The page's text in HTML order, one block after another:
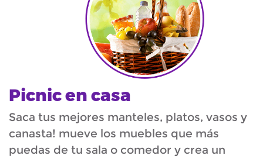
Picnic en casa
Saca tus mejores manteles, platos, vasos y
canasta! mueve los muebles que más
puedas de tu sala o comedor y crea un